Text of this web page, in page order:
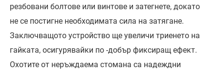
резбовани болтове или винтове и затегнете, докато
не се постигне необходимата сила на затягане.
Заключващото устройство ще увеличи триенето на
гайката, осигурявайки по -добър фиксиращ ефект.
Охотите от неръждаема стомана са надеждни